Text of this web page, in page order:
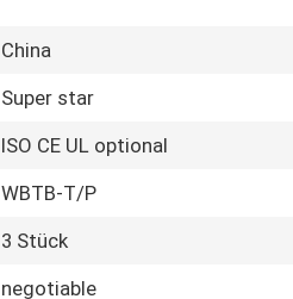
China
Super star
ISO CE UL optional
WBTB-T/P
3 Stück
negotiable